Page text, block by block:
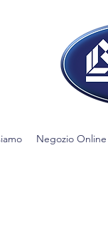
Negozio Online